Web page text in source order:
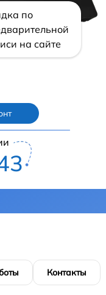
по
на сайте
Контакты